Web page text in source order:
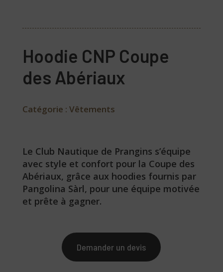
Hoodie CNP Coupe
des Abériaux
Catégorie : Vêtements
Le Club Nautique de Prangins s’équipe
avec style et confort pour la Coupe des
Abériaux, grâce aux hoodies fournis par
Pangolina Sàrl, pour une équipe motivée
et prête à gagner.
Demander un devis